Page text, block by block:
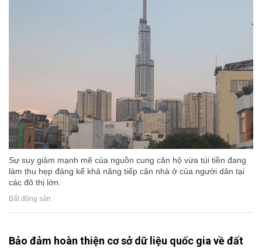
Sự suy giảm mạnh mẽ của nguồn cung căn hộ vừa túi tiền đang
làm thu hẹp đáng kể khả năng tiếp cận nhà ở của người dân tại
các đô thị lớn.
Bất động sản
Bảo đảm hoàn thiện cơ sở dữ liệu quốc gia về đất